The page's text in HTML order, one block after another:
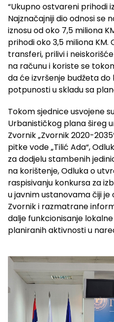
“Ukupno ostvareni prihodi
Najznačajniji dio odnosi se
iznosu od oko 7,5 miliona
prihodi oko 3,5 miliona
transferi, prilivi i
na računu i koriste se
da će izvršenje budžeta do
potpunosti u skladu sa
Tokom sjednice usvojene
Urbanističkog plana šireg
Zvornik „Zvornik 2020-
pitke vode „Tilić Ada“,
za dodjelu stambenih
na korištenje, Odluka o
raspisivanju konkursa za
u javnim ustanovama čiji
Zvornik i razmatrane
dalje funkcionisanje
planiranih aktivnosti u